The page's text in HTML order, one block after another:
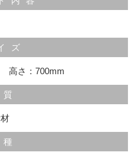
ズ
高さ：700mm